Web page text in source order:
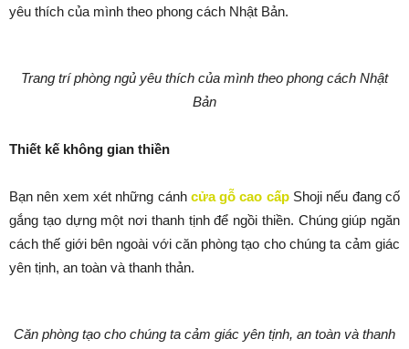
yêu thích của mình theo phong cách Nhật Bản.
Trang trí phòng ngủ yêu thích của mình theo phong cách Nhật
Bản
Thiết kế không gian thiền
Bạn nên xem xét những cánh cửa gỗ cao cấpShoji nếu đang cố
gắng tạo dựng một nơi thanh tịnh để ngồi thiền. Chúng giúp ngăn
cách thế giới bên ngoài với căn phòng tạo cho chúng ta cảm giác
yên tịnh, an toàn và thanh thản.
Căn phòng tạo cho chúng ta cảm giác yên tịnh, an toàn và thanh